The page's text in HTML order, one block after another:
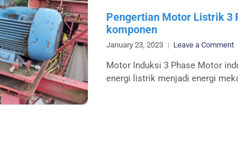
Pengertian Motor Listrik 3
komponen
January 23, 2023 Leave a Commenton
Motor Induksi 3 Phase Motor
energi listrik menjadi energi